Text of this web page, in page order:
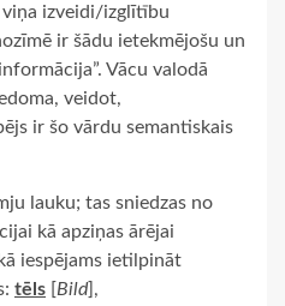
viņa izveidi/izglītību
ir šādu ietekmējošu un
Vācu valodā
veidot,
ir šo vārdu semantiskais
lauku; tas sniedzas no
kā apziņas ārējai
iespējams ietilpināt
tēls Bild],